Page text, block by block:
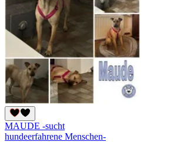
MAUDE -sucht
hundeerfahrene Menschen-